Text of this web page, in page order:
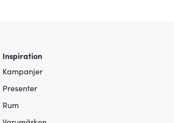
Inspiration
Kampanjer
Presenter
Rum